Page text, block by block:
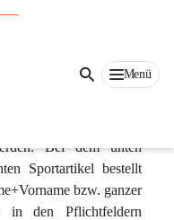
Menü
Klassen ist das
Zusätzlich muss
getragen werden.
Partner Machsport
Bei dem unten
Sportartikel bestellt
bzw. ganzer
in den Pflichtfeldern